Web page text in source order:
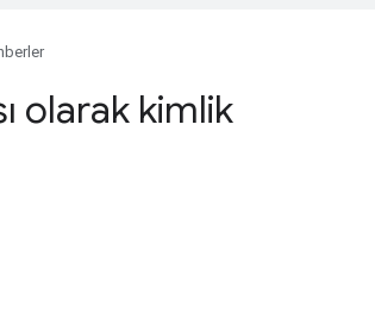
olarak kimlik